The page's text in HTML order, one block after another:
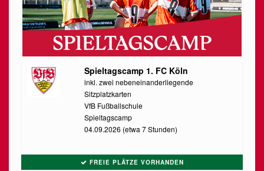
Spieltagscamp 1. FC Köln
inkl. zwei nebeneinanderliegende
Sitzplatzkarten
VfB Fußballschule
Spieltagscamp
04.09.2026 (etwa 7 Stunden)
FREIE PLÄTZE VORHANDEN